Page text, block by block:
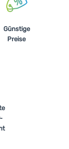
Günstige
Preise